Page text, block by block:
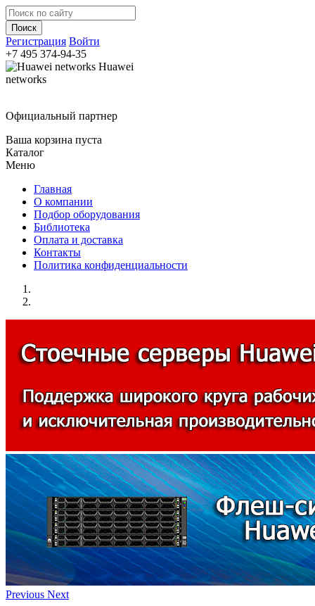
Регистрация Войти
+7 495 374-94-35
Huawei
networks
Официальный партнер
Ваша корзина пуста
Каталог
Меню
Главная
О компании
Подбор оборудования
Библиотека
Оплата и доставка
Контакты
Политика конфиденциальности
Previous Next